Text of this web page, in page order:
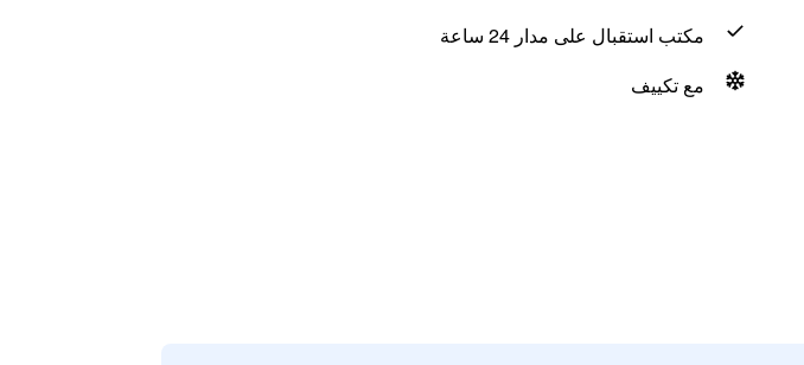
مكتب استقبال على مدار 24 ساعة
مع تكييف